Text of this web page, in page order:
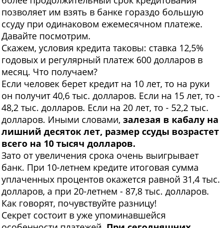
позволяет им взять в банке гораздо большую
ссуду при одинаковом ежемесячном платеже.
Давайте посмотрим.
Скажем, условия кредита таковы: ставка 12,5%
годовых и регулярный платеж 600 долларов в
месяц. Что получаем?
Если человек берет кредит на 10 лет, то на руки
он получит 40,6 тыс. долларов. Если на 15 лет, то -
48,2 тыс. долларов. Если на 20 лет, то - 52,2 тыс.
долларов. Иными словами, залезая в кабалу на
лишний десяток лет, размер ссуды возрастет
всего на 10 тысяч долларов.
Зато от увеличения срока очень выигрывает
банк. При 10-летнем кредите итоговая сумма
уплаченных процентов окажется равной 31,4 тыс.
долларов, а при 20-летнем - 87,8 тыс. долларов.
Как говорят, почувствуйте разницу!
Секрет состоит в уже упоминавшейся